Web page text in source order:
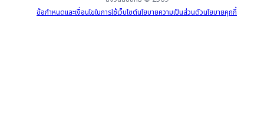
ข้อกำหนดและเงื่อนไขในการใช้เว็บไซต์นโยบายความเป็นส่วนตัวนโยบายคุกกี้